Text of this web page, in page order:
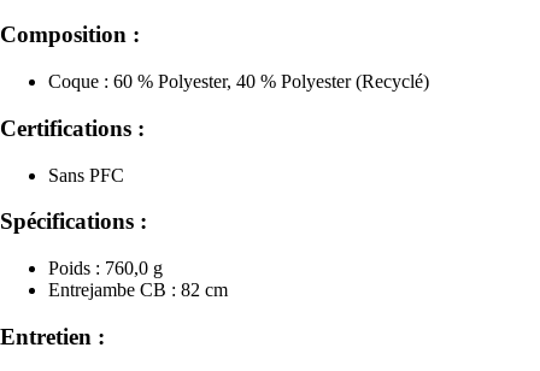
Composition :
Coque : 60 % Polyester, 40 % Polyester (Recyclé)
Certifications :
Sans PFC
Spécifications :
Poids : 760,0 g
Entrejambe CB : 82 cm
Entretien :